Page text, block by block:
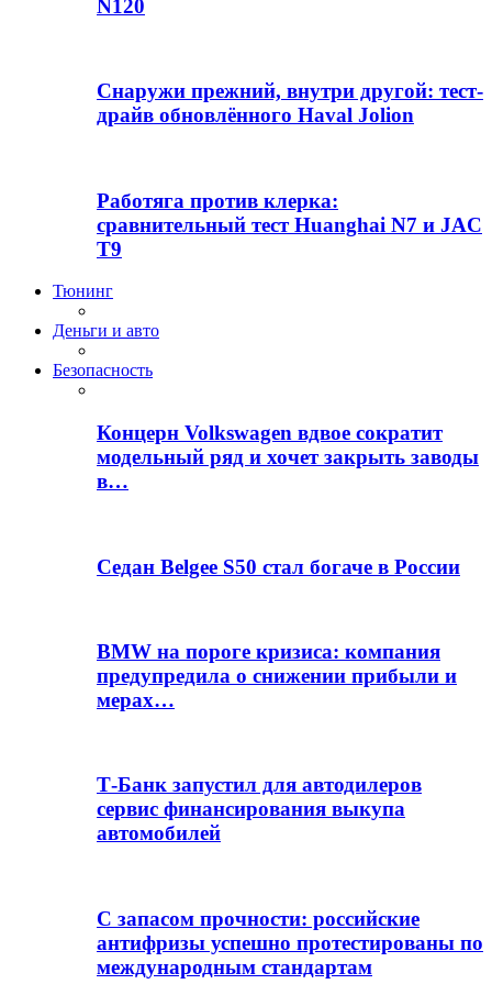
N120
Снаружи прежний, внутри другой: тест-
драйв обновлённого Haval Jolion
Работяга против клерка:
сравнительный тест Huanghai N7 и JAC
T9
Тюнинг
Деньги и авто
Безопасность
Концерн Volkswagen вдвое сократит
модельный ряд и хочет закрыть заводы
в…
Седан Belgee S50 стал богаче в России
BMW на пороге кризиса: компания
предупредила о снижении прибыли и
мерах…
Т-Банк запустил для автодилеров
сервис финансирования выкупа
автомобилей
С запасом прочности: российские
антифризы успешно протестированы по
международным стандартам